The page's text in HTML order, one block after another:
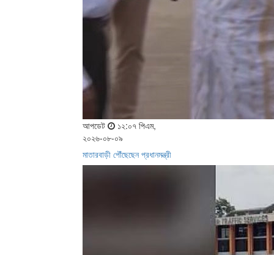
আপডেট
১২:০৭ পিএম,
২০২৬-০৮-০৯
মাতারবাড়ী পৌঁছেছেন প্রধানমন্ত্রী